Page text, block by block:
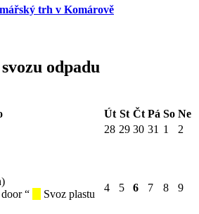
trh v Komárově
odpadu
Út St Čt Pá So Ne
28 29 30 31 1
2
“
Svoz plastu
4 5 6 7 8 9